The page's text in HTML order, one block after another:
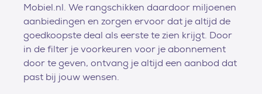
Mobiel.nl. We rangschikken daardoor miljoenen
aanbiedingen en zorgen ervoor dat je altijd de
goedkoopste deal als eerste te zien krijgt. Door
in de filter je voorkeuren voor je abonnement
door te geven, ontvang je altijd een aanbod dat
past bij jouw wensen.